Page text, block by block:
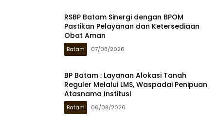
RSBP Batam Sinergi dengan BPOM
Pastikan Pelayanan dan Ketersediaan
Obat Aman
Batam 07/08/2026
BP Batam : Layanan Alokasi Tanah
Reguler Melalui LMS, Waspadai Penipuan
Atasnama Institusi
Batam 06/08/2026